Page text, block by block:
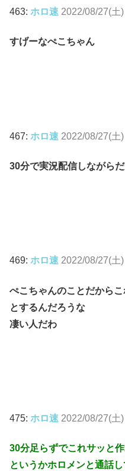
463: ホロ速 2022/08/27(土
すげーなぺこちゃん
467: ホロ速 2022/08/27(土
30分で実況配信しながら
469: ホロ速 2022/08/27(土
ぺこちゃんのことだから
とするんだろうな
凄い人だわ
475: ホロ速 2022/08/27(土
30分足らずでこれサッと
というかホロメンと通話